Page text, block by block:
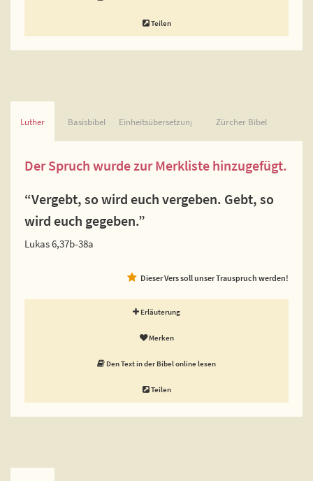
Teilen
Luther Basisbibel Einheitsübersetzung Zürcher Bibel
Der Spruch wurde zur Merkliste hinzugefügt.
“Vergebt, so wird euch vergeben. Gebt, so
wird euch gegeben.”
Lukas 6,37b-38a
Dieser Vers soll unser Trauspruch werden!
Erläuterung
Merken
Den Text in der Bibel online lesen
Teilen